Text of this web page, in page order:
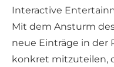
Interactive
Mit dem Ansturm
neue Einträge in der
konkret mitzuteilen,